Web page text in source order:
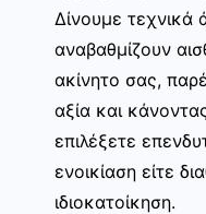
Δίνουμε τεχνικά
αναβαθμίζουν
ακίνητο σας,
αξία και
επιλέξετε
ενοικίαση είτε
ιδιοκατοίκηση.